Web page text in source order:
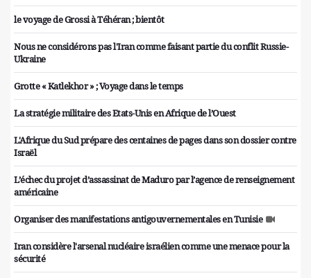
le voyage de Grossi à Téhéran ; bientôt
Nous ne considérons pas l'Iran comme faisant partie du conflit Russie-
Ukraine
Grotte « Katlekhor » ; Voyage dans le temps
La stratégie militaire des Etats-Unis en Afrique de l’Ouest
L'Afrique du Sud prépare des centaines de pages dans son dossier contre
Israël
L’échec du projet d’assassinat de Maduro par l’agence de renseignement
américaine
Organiser des manifestations antigouvernementales en Tunisie
Iran considère l'arsenal nucléaire israélien comme une menace pour la
sécurité